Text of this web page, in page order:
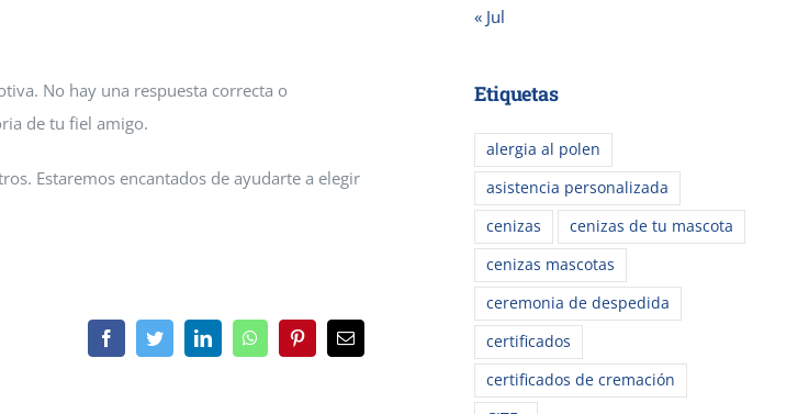
No hay una respuesta correcta o
de tu fiel amigo.
Estaremos encantados de ayudarte a elegir
FacebookTwitterLinkedInWhatsAppPinterestCorreo
« Jul
Etiquetas
alergia al polen
asistencia personalizada
cenizas
cenizas de tu mascota
cenizas mascotas
ceremonia de despedida
certificados
certificados de cremación